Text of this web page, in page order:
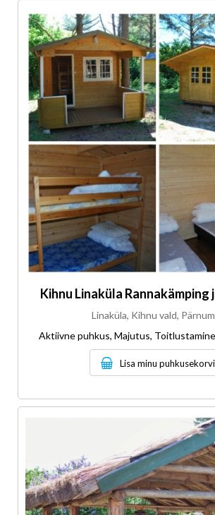
Kihnu Linaküla Rannakämping
Linaküla, Kihnu vald,
Aktiivne puhkus, Majutus,
Lisa minu puhkusekorvi